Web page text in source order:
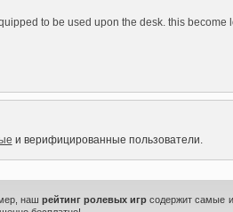
to be used upon the desk. this
и верифицированные пользователи.
наш рейтинг ролевых игр содержит самые